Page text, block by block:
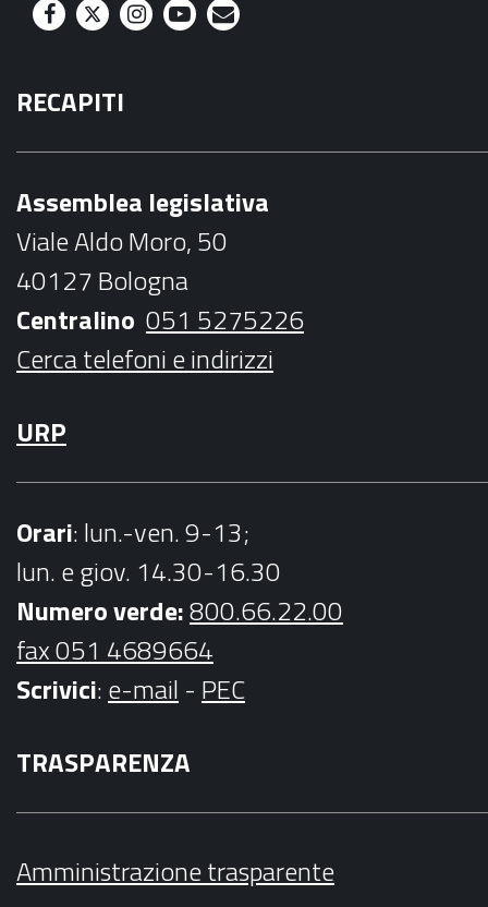
F
c
e
o
k
T
i
t
r
I
t
r
a
m
Y
t
b
e
M
l
RECAPITI
Assemblea legislativa
Viale Aldo Moro, 50
40127 Bologna
Centralino 051 5275226
Cerca telefoni e indirizzi
URP
Orari: lun.-ven. 9-13;
lun. e giov. 14.30-16.30
Numero verde:800.66.22.00
fax 051 4689664
Scrivici:e-mail - PEC
TRASPARENZA
Amministrazione trasparente